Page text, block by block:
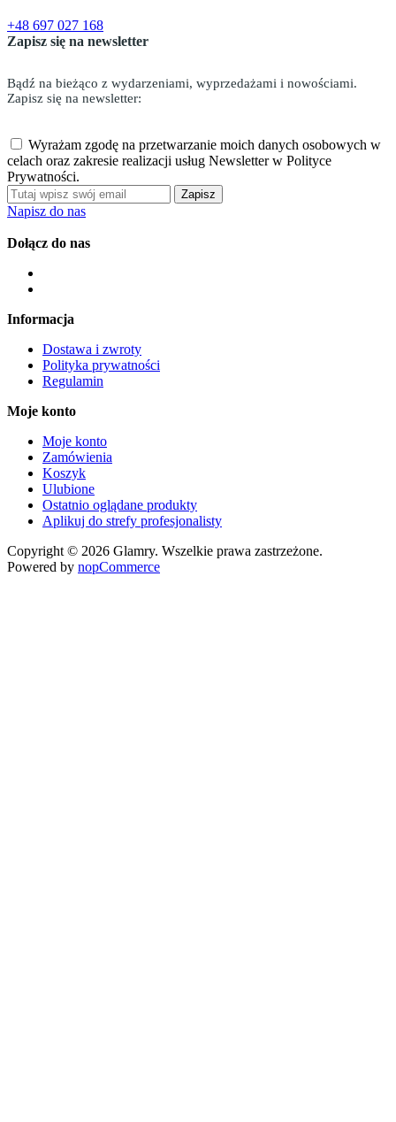
+48 697 027 168
Zapisz się na newsletter
Bądź na bieżąco z wydarzeniami, wyprzedażami i nowościami.
Zapisz się na newsletter:
Wyrażam zgodę na przetwarzanie moich danych osobowych w
celach oraz zakresie realizacji usług Newsletter w Polityce
Prywatności.
Zapisz
Napisz do nas
Dołącz do nas
Informacja
Dostawa i zwroty
Polityka prywatności
Regulamin
Moje konto
Moje konto
Zamówienia
Koszyk
Ulubione
Ostatnio oglądane produkty
Aplikuj do strefy profesjonalisty
Copyright © 2026 Glamry. Wszelkie prawa zastrzeżone.
Powered by nopCommerce